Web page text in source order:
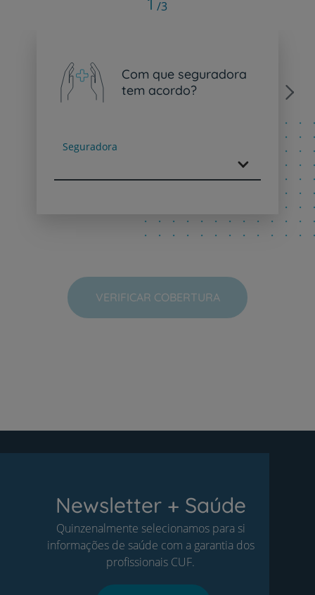
Com que seguradora
tem acordo?
Seguradora
Next
/3
VERIFICAR COBERTURA
Newsletter + Saúde
Quinzenalmente selecionamos para si
informações de saúde com a garantia dos
profissionais CUF.